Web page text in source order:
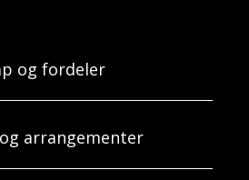
og fordeler
arrangementer